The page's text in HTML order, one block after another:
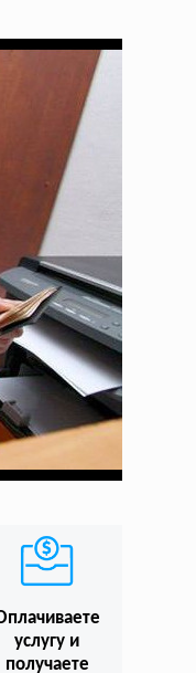
услугу и
получаете